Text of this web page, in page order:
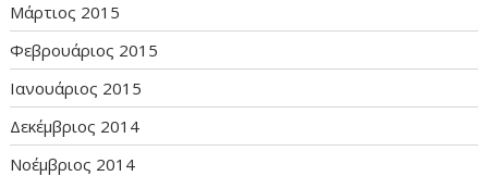
Μάρτιος 2015
Φεβρουάριος 2015
Ιανουάριος 2015
Δεκέμβριος 2014
Νοέμβριος 2014